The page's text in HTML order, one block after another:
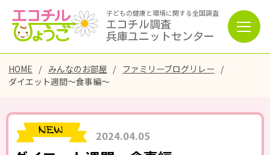
子どもの健康と環境に関する全国調査
エコチル調査
兵庫ユニットセンター
HOME みんなのお部屋
ファミリーブログリレー
ダイエット週間〜食事編〜
2024.04.05